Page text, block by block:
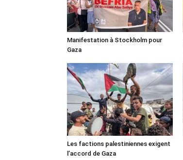
Manifestation à Stockholm pour
Gaza
Les factions palestiniennes exigent
l’accord de Gaza